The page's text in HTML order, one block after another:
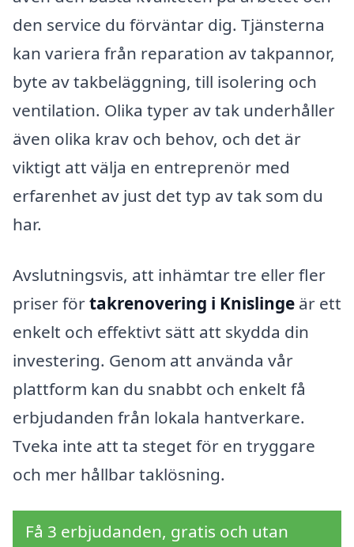
den service du förväntar dig. Tjänsterna
kan variera från reparation av takpannor,
byte av takbeläggning, till isolering och
ventilation. Olika typer av tak underhåller
även olika krav och behov, och det är
viktigt att välja en entreprenör med
erfarenhet av just det typ av tak som du
har.
Avslutningsvis, att inhämtar tre eller fler
priser förtakrenovering i Knislinge är ett
enkelt och effektivt sätt att skydda din
investering. Genom att använda vår
plattform kan du snabbt och enkelt få
erbjudanden från lokala hantverkare.
Tveka inte att ta steget för en tryggare
och mer hållbar taklösning.
Få 3 erbjudanden, gratis och utan